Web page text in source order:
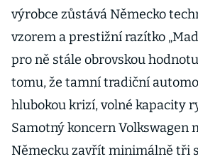
výrobce zůstává Německo
vzorem a prestižní razítko
pro ně stále obrovskou
tomu, že tamní tradiční
hlubokou krizí, volné kapacity
Samotný koncern Volkswagen
Německu zavřít minimálně tři